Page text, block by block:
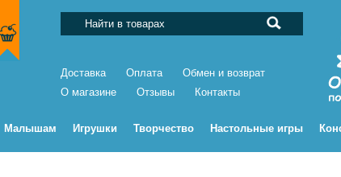
Доставка Оплата
Обмен и возврат
О магазине
Отзывы Контакты
Малышам Игрушки Творчество Настольные игры